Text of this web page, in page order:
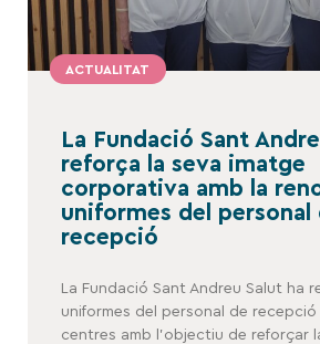
ACTUALITAT
La Fundació Sant
reforça la seva imatge
corporativa amb la
uniformes del personal
recepció
La Fundació Sant Andreu Salut ha
uniformes del personal de recepció
centres amb l’objectiu de reforçar